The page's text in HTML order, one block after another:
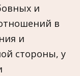
и
в
и
стороны, у